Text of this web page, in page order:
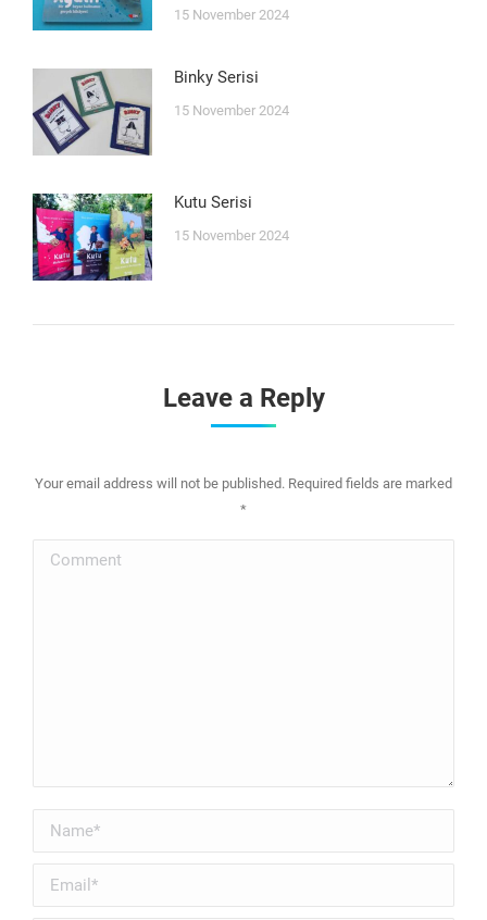
15 November 2024
Binky Serisi
15 November 2024
Kutu Serisi
15 November 2024
Leave a Reply
Your email address will not be published. Required fields are marked
*
Comment
Name *
Email *